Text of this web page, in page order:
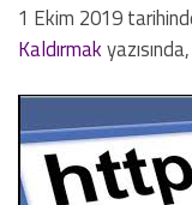
1 Ekim 2019
Kaldırmakyazısında,